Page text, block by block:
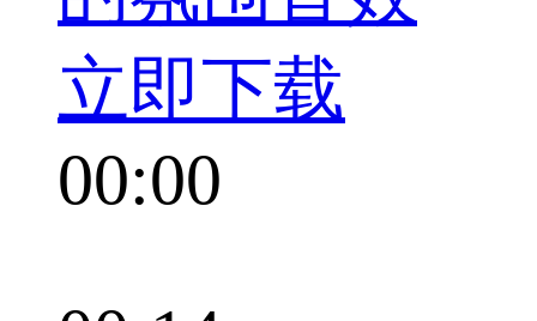
立即下载
00:00